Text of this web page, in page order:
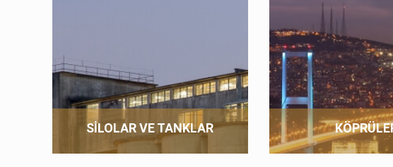
SILOLAR VE TANKLAR